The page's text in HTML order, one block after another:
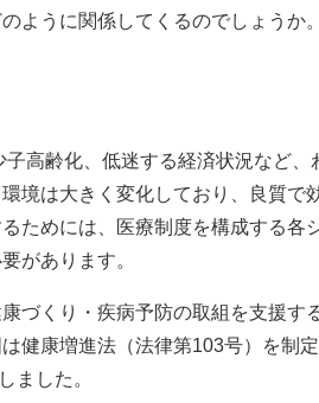
ように関係してくるのでしょうか。
高齢化、低迷する経済状況など、
境は大きく変化しており、良質で
ためには、医療制度を構成する各
があります。
づくり・疾病予防の取組を支援す
健康増進法（法律第103号）を制定
ました。